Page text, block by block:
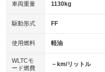
アイドリングストップ
：装備なし
USB入力端子
：装備あり
100V電源
：装備なし
センターデフロック
：装備なし
HID(キセノンライト)
バックカメラ
エアロ
：装備なし
車両重量 1130kg
駆動形式 FF
使用燃料 軽油
WLTCモ
ード燃費
－km/リットル